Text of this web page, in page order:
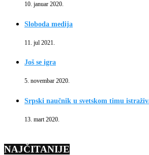
10. januar 2020.
Sloboda medija
11. jul 2021.
Još se igra
5. novembar 2020.
Srpski naučnik u svetskom timu
13. mart 2020.
NAJČITANIJE